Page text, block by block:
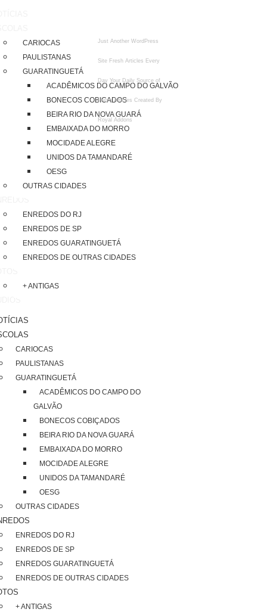
Just Another WordPress
Site Fresh Articles Every
Day Your Daily Source of
Fresh Articles Created By
Royal Addons
CARIOCAS
PAULISTANAS
GUARATINGUETÁ
ACADÊMICOS DO CAMPO DO GALVÃO
BONECOS COBIÇADOS
BEIRA RIO DA NOVA GUARÁ
EMBAIXADA DO MORRO
MOCIDADE ALEGRE
UNIDOS DA TAMANDARÉ
OESG
OUTRAS CIDADES
ENREDOS DO RJ
ENREDOS DE SP
ENREDOS GUARATINGUETÁ
ENREDOS DE OUTRAS CIDADES
+ ANTIGAS
CARIOCAS
PAULISTANAS
GUARATINGUETÁ
ACADÊMICOS DO CAMPO DO
GALVÃO
BONECOS COBIÇADOS
BEIRA RIO DA NOVA GUARÁ
EMBAIXADA DO MORRO
MOCIDADE ALEGRE
UNIDOS DA TAMANDARÉ
OESG
OUTRAS CIDADES
ENREDOS DO RJ
ENREDOS DE SP
ENREDOS GUARATINGUETÁ
ENREDOS DE OUTRAS CIDADES
+ ANTIGAS